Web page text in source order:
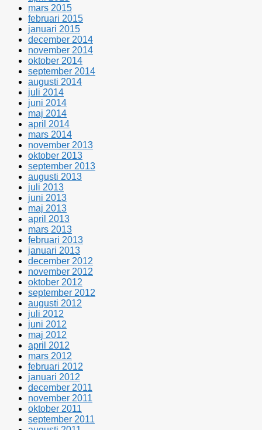
mars 2015
februari 2015
januari 2015
december 2014
november 2014
oktober 2014
september 2014
augusti 2014
juli 2014
juni 2014
maj 2014
april 2014
mars 2014
november 2013
oktober 2013
september 2013
augusti 2013
juli 2013
juni 2013
maj 2013
april 2013
mars 2013
februari 2013
januari 2013
december 2012
november 2012
oktober 2012
september 2012
augusti 2012
juli 2012
juni 2012
maj 2012
april 2012
mars 2012
februari 2012
januari 2012
december 2011
november 2011
oktober 2011
september 2011